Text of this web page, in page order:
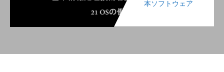
本ソフトウェア